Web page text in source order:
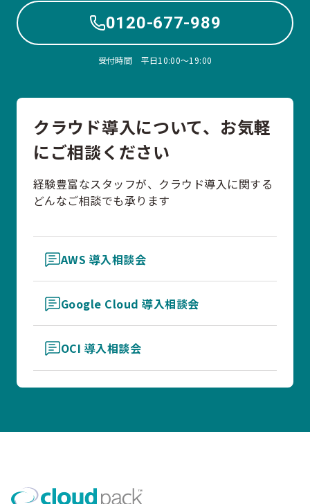
0120-677-989
受付時間 平日10:00〜19:00
クラウド導入について、お気軽
にご相談ください
経験豊富なスタッフが、クラウド導入に関する
どんなご相談でも承ります
AWS 導入相談会
Google Cloud 導入相談会
OCI 導入相談会